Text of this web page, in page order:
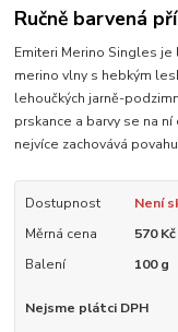
Ručně barvená
Emiteri Merino Singles
merino vlny s hebkým
lehoučkých jarně-
prskance a barvy se na
nejvíce zachovává povahu
Dostupnost
Není
Měrná cena
570
Balení
100 g
Nejsme plátci DPH